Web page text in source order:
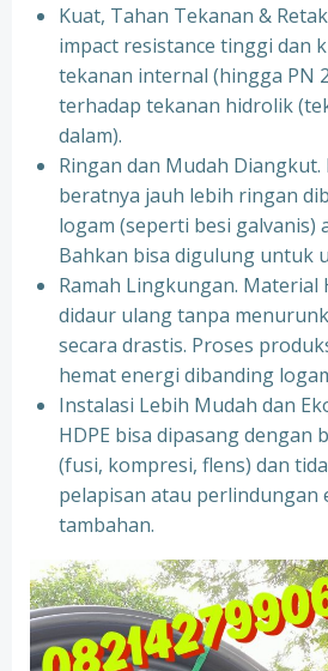
Kuat, Tahan Tekanan &
impact resistance tinggi dan
tekanan internal (hingga PN
terhadap tekanan hidrolik
dalam).
Ringan dan Mudah Diangkut.
beratnya jauh lebih ringan
logam (seperti besi galvanis)
Bahkan bisa digulung untuk
Ramah Lingkungan. Material
didaur ulang tanpa
secara drastis. Proses
hemat energi dibanding
Instalasi Lebih Mudah dan
HDPE bisa dipasang dengan
(fusi, kompresi, flens) dan
pelapisan atau perlindungan
tambahan.